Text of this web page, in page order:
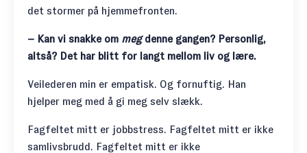
det stormer på hjemmefronten.
– Kan vi snakke om megdenne gangen? Personlig,
altså? Det har blitt for langt mellom liv og lære.
Veilederen min er empatisk. Og fornuftig. Han
hjelper meg med å gi meg selv slækk.
Fagfeltet mitt er jobbstress. Fagfeltet mitt er ikke
samlivsbrudd. Fagfeltet mitt er ikke